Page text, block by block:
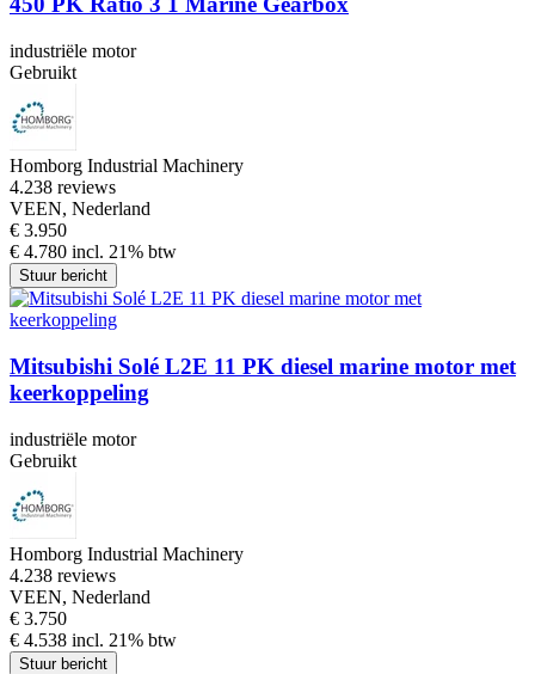
industriële motor
Gebruikt
Homborg Industrial Machinery
4.238 reviews
VEEN, Nederland
€ 3.950
€ 4.780 incl. 21% btw
Stuur bericht
Mitsubishi Solé L2E 11 PK diesel marine motor met
keerkoppeling
industriële motor
Gebruikt
Homborg Industrial Machinery
4.238 reviews
VEEN, Nederland
€ 3.750
€ 4.538 incl. 21% btw
Stuur bericht